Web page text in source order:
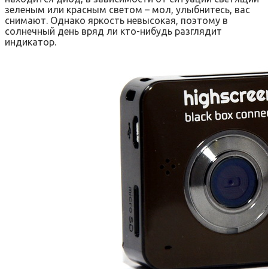
зеленым или красным светом – мол, улыбнитесь, вас
снимают. Однако яркость невысокая, поэтому в
солнечный день вряд ли кто-нибудь разглядит
индикатор.